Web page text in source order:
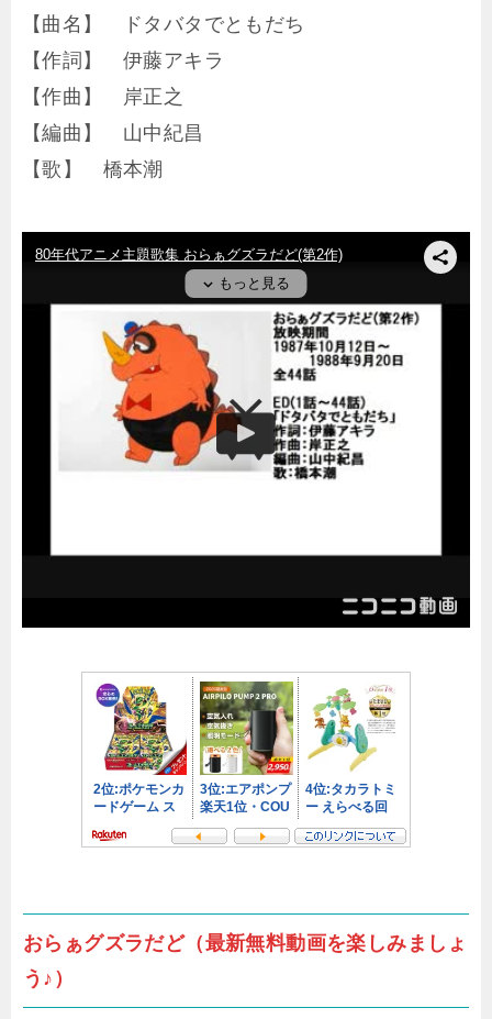
【曲名】 ドタバタでともだち
【作詞】 伊藤アキラ
【作曲】 岸正之
【編曲】 山中紀昌
【歌】 橋本潮
おらぁグズラだど（最新無料動画を楽しみましょ
う♪）